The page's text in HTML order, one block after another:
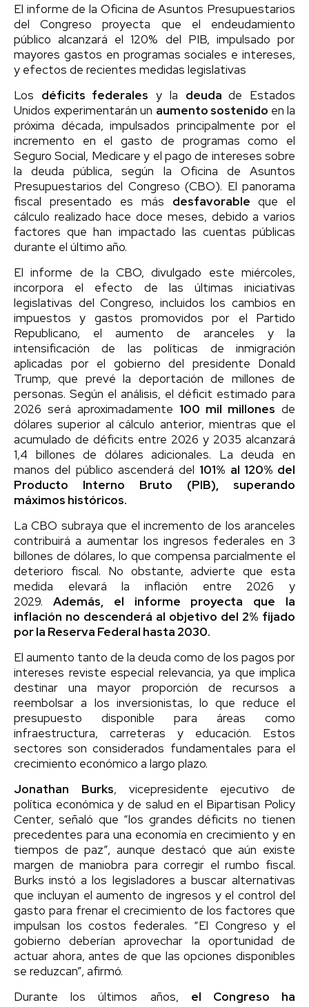
El informe de la Oficina de Asuntos Presupuestarios
del Congreso proyecta que el endeudamiento
público alcanzará el 120% del PIB, impulsado por
mayores gastos en programas sociales e intereses,
y efectos de recientes medidas legislativas
Los déficits federales y la deudade Estados
Unidos experimentarán un aumento sostenido en la
próxima década, impulsados principalmente por el
incremento en el gasto de programas como el
Seguro Social, Medicare y el pago de intereses sobre
la deuda pública, según la Oficina de Asuntos
Presupuestarios del Congreso (CBO). El panorama
fiscal presentado es más desfavorable que el
cálculo realizado hace doce meses, debido a varios
factores que han impactado las cuentas públicas
durante el último año.
El informe de la CBO, divulgado este miércoles,
incorpora el efecto de las últimas iniciativas
legislativas del Congreso, incluidos los cambios en
impuestos y gastos promovidos por el Partido
Republicano, el aumento de aranceles y la
intensificación de las políticas de inmigración
aplicadas por el gobierno del presidente Donald
Trump, que prevé la deportación de millones de
personas. Según el análisis, el déficit estimado para
2026 será aproximadamente 100 mil millones de
dólares superior al cálculo anterior, mientras que el
acumulado de déficits entre 2026 y 2035 alcanzará
1,4 billones de dólares adicionales. La deuda en
manos del público ascenderá del 101% al 120% del
Producto Interno Bruto (PIB), superando
máximos históricos.
La CBO subraya que el incremento de los aranceles
contribuirá a aumentar los ingresos federales en 3
billones de dólares, lo que compensa parcialmente el
deterioro fiscal. No obstante, advierte que esta
medida elevará la inflación entre 2026 y
2029. Además, el informe proyecta que la
inflación no descenderá al objetivo del 2% fijado
por la Reserva Federal hasta 2030.
El aumento tanto de la deuda como de los pagos por
intereses reviste especial relevancia, ya que implica
destinar una mayor proporción de recursos a
reembolsar a los inversionistas, lo que reduce el
presupuesto disponible para áreas como
infraestructura, carreteras y educación. Estos
sectores son considerados fundamentales para el
crecimiento económico a largo plazo.
Jonathan
Burks, vicepresidente ejecutivo de
política económica y de salud en el Bipartisan Policy
Center, señaló que “los grandes déficits no tienen
precedentes para una economía en crecimiento y en
tiempos de paz”, aunque destacó que aún existe
margen de maniobra para corregir el rumbo fiscal.
Burks instó a los legisladores a buscar alternativas
que incluyan el aumento de ingresos y el control del
gasto para frenar el crecimiento de los factores que
impulsan los costos federales. “El Congreso y el
gobierno deberían aprovechar la oportunidad de
actuar ahora, antes de que las opciones disponibles
se reduzcan”, afirmó.
Durante los últimos años, el Congreso ha